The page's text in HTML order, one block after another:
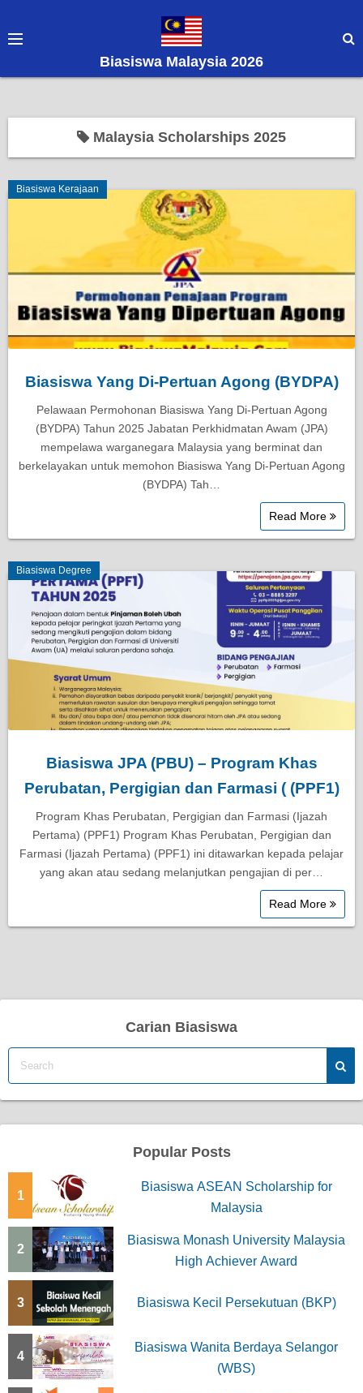
Biasiswa Malaysia 2026
Malaysia Scholarships 2025
Biasiswa Kerajaan
Biasiswa Yang Di-Pertuan Agong (BYDPA)
Pelawaan Permohonan Biasiswa Yang Di-Pertuan Agong
(BYDPA) Tahun 2025 Jabatan Perkhidmatan Awam (JPA)
mempelawa warganegara Malaysia yang berminat dan
berkelayakan untuk memohon Biasiswa Yang Di-Pertuan Agong
(BYDPA) Tah…
Read More
Biasiswa Degree
Biasiswa JPA (PBU) – Program Khas
Perubatan, Pergigian dan Farmasi ( (PPF1)
Program Khas Perubatan, Pergigian dan Farmasi (Ijazah
Pertama) (PPF1) Program Khas Perubatan, Pergigian dan
Farmasi (Ijazah Pertama) (PPF1) ini ditawarkan kepada pelajar
yang akan atau sedang melanjutkan pengajian di per…
Read More
Carian Biasiswa
Popular Posts
1
Biasiswa ASEAN Scholarship for
Malaysia
2
Biasiswa Monash University Malaysia
High Achiever Award
3 Biasiswa Kecil Persekutuan (BKP)
4
Biasiswa Wanita Berdaya Selangor
(WBS)